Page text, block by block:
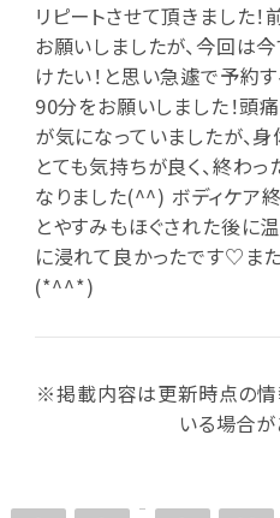
リピートさせて頂きました
お願いしましたが、今回は
けたい！と思い急遽で予約
90分をお願いしました！頭
が気になっていましたが、
とても気持ちが良く、終わ
なりました(^^) ボディケア
とやすみもほぐされた後に
に浸れて良かったです♡ま
(*^^*)
※掲載内容は更新時点の情
いる場合が